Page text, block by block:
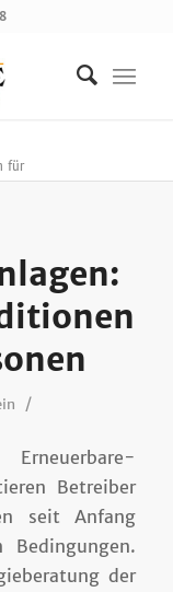
für
/
Betreiber
seit Anfang
der